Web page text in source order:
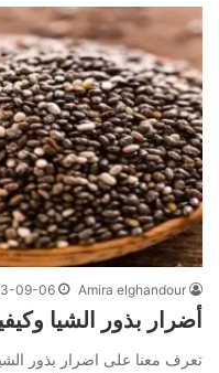
Amira elghandour
09-06
أضرار بذور الشيا
تعرف معنا على اضرار بذور